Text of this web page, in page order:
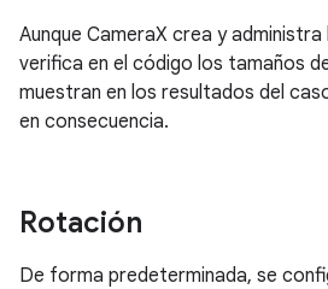
Aunque CameraX crea y administra
verifica en el código los tamaños
muestran en los resultados del
en consecuencia.
Rotación
De forma predeterminada, se